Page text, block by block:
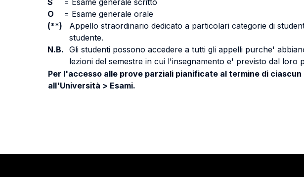
S
= Esame generale scritto
O
= Esame generale orale
(**)
Appello straordinario dedicato a particolari categorie di
studente.
N.B. Gli studenti possono accedere a tutti gli appelli purche'
lezioni del semestre in cui l'insegnamento e' previsto dal loro
Per l'accesso alle prove parziali pianificate al termine di
all'Università > Esami.